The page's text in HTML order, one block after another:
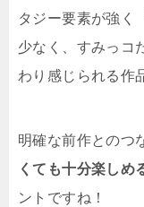
タジー要素が強く
少なく、すみっコ
わり感じられる作
明確な前作とのつ
くても十分楽しめ
ントですね！